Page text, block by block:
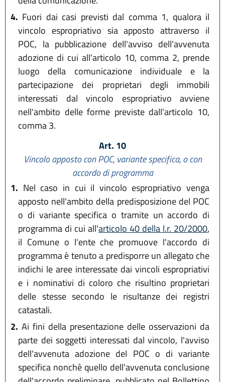
4. Fuori dai casi previsti dal comma 1, qualora il
vincolo espropriativo sia apposto attraverso il
POC, la pubblicazione dell'avviso dell'avvenuta
adozione di cui all'articolo 10, comma 2, prende
luogo della comunicazione individuale e la
partecipazione dei proprietari degli immobili
interessati dal vincolo espropriativo avviene
nell'ambito delle forme previste dall'articolo 10,
comma 3.
Art. 10
Vincolo apposto con POC, variante specifica, o con
accordo di programma
1. Nel caso in cui il vincolo espropriativo venga
apposto nell'ambito della predisposizione del POC
o di variante specifica o tramite un accordo di
programma di cui all'articolo 40 della l.r. 20/2000,
il Comune o l'ente che promuove l'accordo di
programma è tenuto a predisporre un allegato che
indichi le aree interessate dai vincoli espropriativi
e i nominativi di coloro che risultino proprietari
delle stesse secondo le risultanze dei registri
catastali.
2. Ai fini della presentazione delle osservazioni da
parte dei soggetti interessati dal vincolo, l'avviso
dell'avvenuta adozione del POC o di variante
specifica nonchè quello dell'avvenuta conclusione